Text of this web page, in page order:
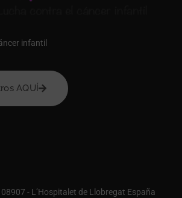
infantil
AQUÍ
08907 - L’Hospitalet de Llobregat España